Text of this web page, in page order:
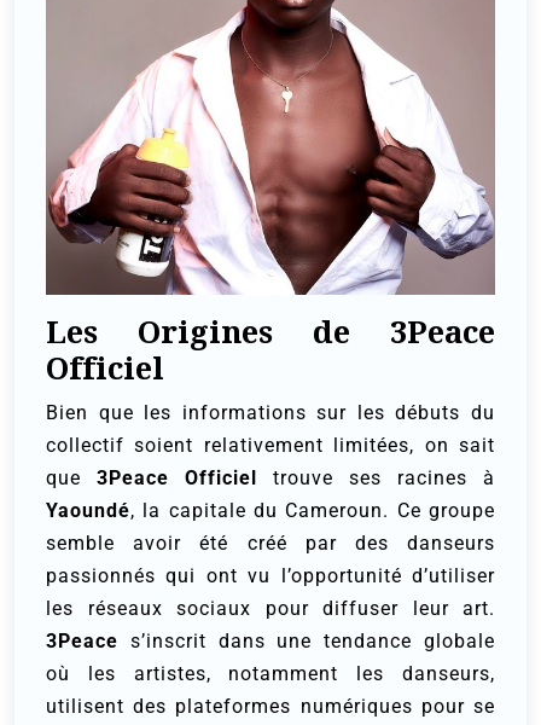
Les Origines de 3Peace
Officiel
Bien que les informations sur les débuts du
collectif soient relativement limitées, on sait
que 3Peace Officiel trouve ses racines à
Yaoundé, la capitale du Cameroun. Ce groupe
semble avoir été créé par des danseurs
passionnés qui ont vu l’opportunité d’utiliser
les réseaux sociaux pour diffuser leur art.
3Peace s’inscrit dans une tendance globale
où les artistes, notamment les danseurs,
utilisent des plateformes numériques pour se